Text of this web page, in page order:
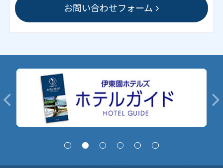
お問い合わせフォーム